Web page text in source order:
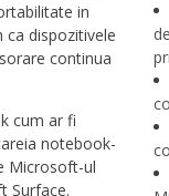
in
ca dispozitivele
continua
cum ar fi
notebook-
Microsoft-ul
Surface.